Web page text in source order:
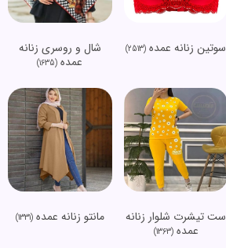
سوتین زنانه عمده (2513)
شال و روسری زنانه
عمده (1635)
ست تیشرت شلوار زنانه
عمده(1363)
مانتو زنانه عمده(1331)